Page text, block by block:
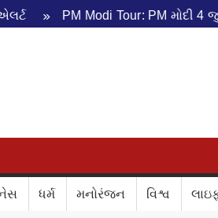
PM Modi Tour: PM મોદી 4
ધર્મ મનોરંજન વિશ્વ